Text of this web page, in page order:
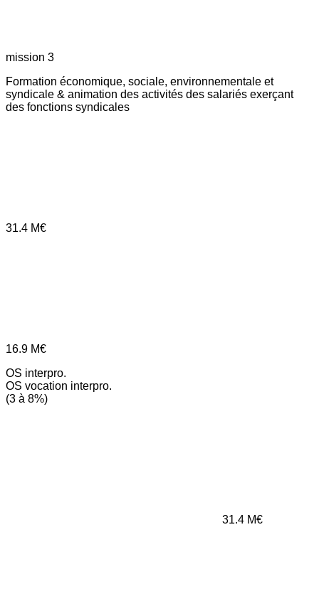
mission 3
Formation économique, sociale, environnementale et
syndicale & animation des activités des salariés exerçant
des fonctions syndicales
31.4 M€
16.9 M€
OS interpro.
OS vocation interpro.
(3 à 8%)
31.4 M€